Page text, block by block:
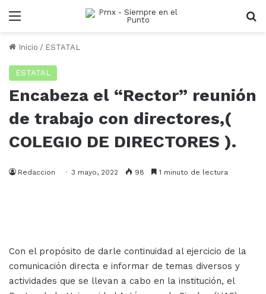
Menu
Inicio / ESTATAL
ESTATAL
Encabeza el “Rector” reunión
de trabajo con directores,(
COLEGIO DE DIRECTORES ).
Redaccion 3 mayo, 2022 98 1 minuto de lectura
Con el propósito de darle continuidad al ejercicio de la
comunicación directa e informar de temas diversos y
actividades que se llevan a cabo en la institución, el